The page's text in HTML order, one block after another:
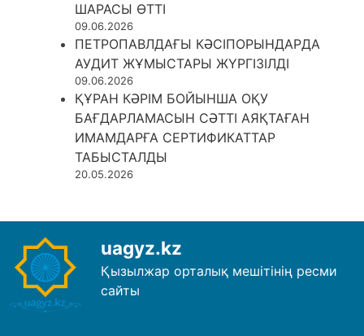
ШАРАСЫ ӨТТІ
09.06.2026
ПЕТРОПАВЛДАҒЫ КӘСІПОРЫНДАРДА
АУДИТ ЖҰМЫСТАРЫ ЖҮРГІЗІЛДІ
09.06.2026
ҚҰРАН КӘРІМ БОЙЫНША ОҚУ
БАҒДАРЛАМАСЫН СӘТТІ АЯҚТАҒАН
ИМАМДАРҒА СЕРТИФИКАТТАР
ТАБЫСТАЛДЫ
20.05.2026
uagyz.kz
Қызылжар орталық мешітінің ресми
сайты